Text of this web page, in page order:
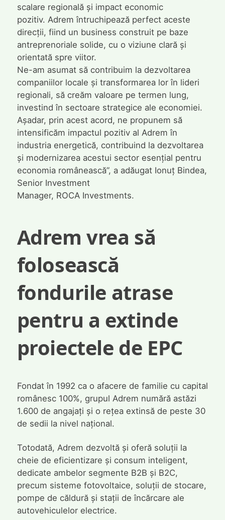
scalare regională și impact economic
pozitiv. Adrem întruchipează perfect aceste
direcții, fiind un business construit pe baze
antreprenoriale solide, cu o viziune clară și
orientată spre viitor.
Ne-am asumat să contribuim la dezvoltarea
companiilor locale și transformarea lor în lideri
regionali, să creăm valoare pe termen lung,
investind în sectoare strategice ale economiei.
Așadar, prin acest acord, ne propunem să
intensificăm impactul pozitiv al Adrem în
industria energetică, contribuind la dezvoltarea
și modernizarea acestui sector esențial pentru
economia românească”, a adăugat Ionuț Bindea,
Senior Investment
Manager, ROCA Investments.
Adrem vrea să
folosească
fondurile atrase
pentru a extinde
proiectele de EPC
Fondat în 1992 ca o afacere de familie cu capital
românesc 100%, grupul Adrem numără astăzi
1.600 de angajați și o rețea extinsă de peste 30
de sedii la nivel național.
Totodată, Adrem dezvoltă și oferă soluții la
cheie de eficientizare și consum inteligent,
dedicate ambelor segmente B2B și B2C,
precum sisteme fotovoltaice, soluții de stocare,
pompe de căldură și stații de încărcare ale
autovehiculelor electrice.